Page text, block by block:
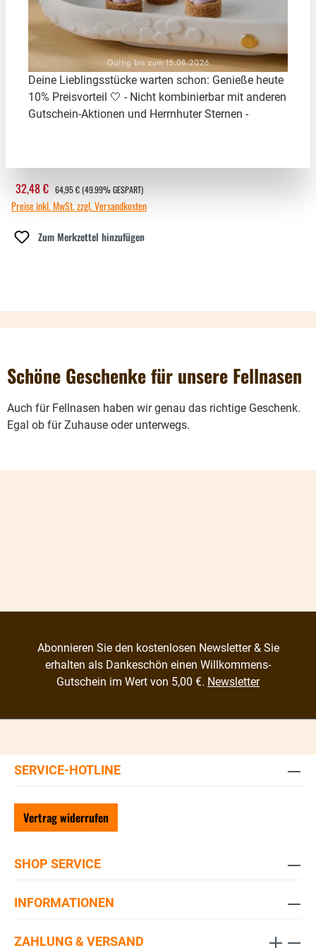
Verkaufspreis:
32,48 € REGULÄRER PREIS:
64,95 € (49.99% GESPART)
Preise inkl. MwSt. zzgl. Versandkosten
Zum Merkzettel hinzufügen
Schöne Geschenke für unsere Fellnasen
Auch für Fellnasen haben wir genau das richtige Geschenk.
Egal ob für Zuhause oder unterwegs.
Abonnieren Sie den kostenlosen Newsletter & Sie
erhalten als Dankeschön einen Willkommens-
Gutschein im Wert von 5,00 €. Newsletter
SERVICE-HOTLINE
Vertrag widerrufen
SHOP SERVICE
INFORMATIONEN
ZAHLUNG & VERSAND
Deine Lieblingsstücke warten schon: Genieße heute
10% Preisvorteil 🤍 - Nicht kombinierbar mit anderen
Gutschein-Aktionen und Herrnhuter Sternen -